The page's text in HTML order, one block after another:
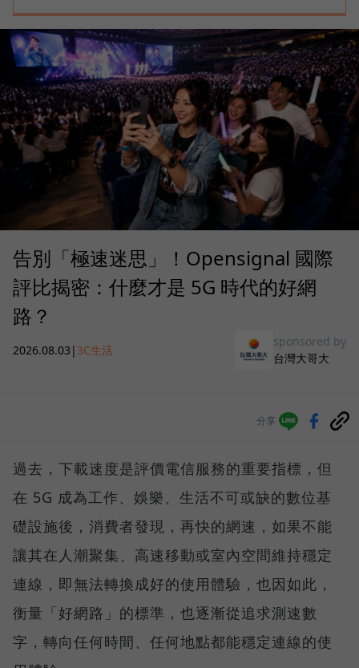
告別「極速迷思」！Opensignal 國際
評比揭密：什麼才是 5G 時代的好網
路？
2026.08.03 | 3C生活
sponsored by
台灣大哥大
分享
過去，下載速度是評價電信服務的重要指標，但
在 5G 成為工作、娛樂、生活不可或缺的數位基
礎設施後，消費者發現，再快的網速，如果不能
讓其在人潮聚集、高速移動或室內空間維持穩定
連線，即無法轉換成好的使用體驗，也因如此，
衡量「好網路」的標準，也逐漸從追求測速數
字，轉向任何時間、任何地點都能穩定連線的使